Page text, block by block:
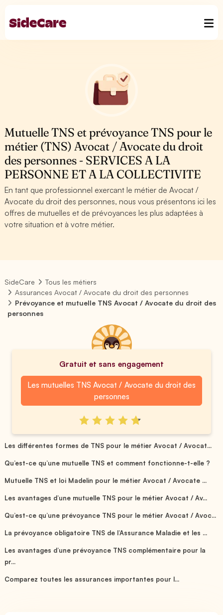
Mutuelle TNS et prévoyance TNS pour le
métier (TNS) Avocat / Avocate du droit
des personnes - SERVICES A LA
PERSONNE ET A LA COLLECTIVITE
En tant que professionnel exercant le métier de Avocat /
Avocate du droit des personnes, nous vous présentons ici les
offres de mutuelles et de prévoyances les plus adaptées à
votre situation et à votre métier.
SideCare
Tous les métiers
Assurances Avocat / Avocate du droit des personnes
Prévoyance et mutuelle TNS Avocat / Avocate du droit des
personnes
Gratuit et sans engagement
Les mutuelles TNS Avocat / Avocate du droit des
personnes
Les différentes formes de TNS pour le métier Avocat / Avocat...
Qu’est-ce qu’une mutuelle TNS et comment fonctionne-t-elle ?
Mutuelle TNS et loi Madelin pour le métier Avocat / Avocate ...
Les avantages d’une mutuelle TNS pour le métier Avocat / Av...
Qu’est-ce qu’une prévoyance TNS pour le métier Avocat / Avoc...
La prévoyance obligatoire TNS de l’Assurance Maladie et les ...
Les avantages d’une prévoyance TNS complémentaire pour la
pr...
Comparez toutes les assurances importantes pour l...